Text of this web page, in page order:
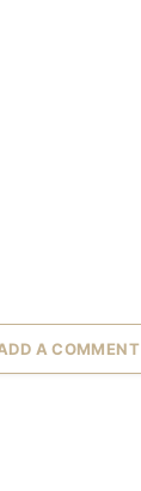
A COMMENT